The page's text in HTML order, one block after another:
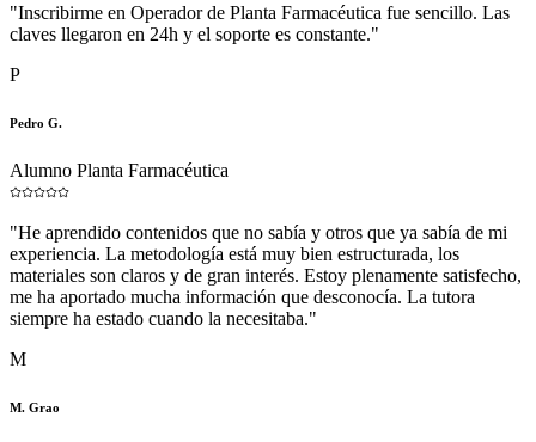
"Inscribirme en Operador de Planta Farmacéutica fue sencillo. Las
claves llegaron en 24h y el soporte es constante."
P
Pedro G.
Alumno Planta Farmacéutica
"He aprendido contenidos que no sabía y otros que ya sabía de mi
experiencia. La metodología está muy bien estructurada, los
materiales son claros y de gran interés. Estoy plenamente satisfecho,
me ha aportado mucha información que desconocía. La tutora
siempre ha estado cuando la necesitaba."
M
M. Grao